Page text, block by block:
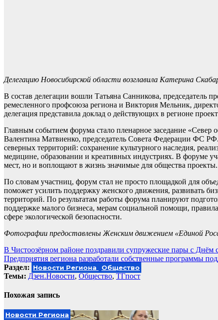
Делегацию Новосибирской области возглавила Катерина
В состав делегации вошли Татьяна Санникова, председатель
ремесленного профсоюза региона и Виктория Мельник,
делегация представила доклад о действующих в регионе
Главным событием форума стало пленарное заседание
Валентина Матвиенко, председатель Совета Федерации ФС
северных территорий: сохранение культурного наследия,
медицине, образовании и креативных индустриях. В форуме
мест, но и воплощают в жизнь значимые для общества проекты.
По словам участниц, форум стал не просто площадкой для
поможет усилить поддержку женского движения, развивать
территорий. По результатам работы форума планируют
поддержке малого бизнеса, мерам социальной помощи,
сфере экологической безопасности.
Фотографии предоставлены Женским движением «Единой
Навигация
по
записям
В Чистоозёрном районе поздравили супружеские пары с Днём
Предприятия региона разработали собственные программы
Раздел: Новости Региона Общество
Темы: Дзен.Новости, Общество, ТГпост
Похожая запись
Новости Региона